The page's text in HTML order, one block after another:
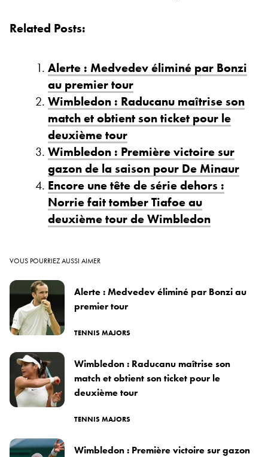
Related Posts:
Alerte : Medvedev éliminé par Bonzi
au premier tour
Wimbledon : Raducanu maîtrise son
match et obtient son ticket pour le
deuxième tour
Wimbledon : Première victoire sur
gazon de la saison pour De Minaur
Encore une tête de série dehors :
Norrie fait tomber Tiafoe au
deuxième tour de Wimbledon
VOUS POURRIEZ AUSSI AIMER
Alerte : Medvedev éliminé par Bonzi au
premier tour
TENNIS MAJORS
Wimbledon : Raducanu maîtrise son
match et obtient son ticket pour le
deuxième tour
TENNIS MAJORS
Wimbledon : Première victoire sur gazon